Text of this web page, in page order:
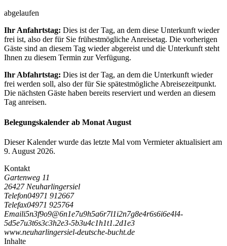
abgelaufen
Ihr Anfahrtstag: Dies ist der Tag, an dem diese Unterkunft wieder
frei ist, also der für Sie frühestmögliche Anreisetag. Die vorherigen
Gäste sind an diesem Tag wieder abgereist und die Unterkunft steht
Ihnen zu diesem Termin zur Verfügung.
Ihr Abfahrtstag: Dies ist der Tag, an dem die Unterkunft wieder
frei werden soll, also der für Sie spätestmögliche Abreisezeitpunkt.
Die nächsten Gäste haben bereits reserviert und werden an diesem
Tag anreisen.
Belegungskalender ab Monat August
Dieser Kalender wurde das letzte Mal vom Vermieter aktualisiert am
9. August 2026.
Kontakt
Gartenweg 11
26427 Neuharlingersiel
Telefon04971 912667
Telefax04971 925764
Emaili5n3f9o9@6n1e7u9h5a6r7l1i2n7g8e4r6s6i6e4l4-
5d5e7u3t6s3c3h2e3-5b3u4c1h1t1.2d1e3
www.neuharlingersiel-deutsche-bucht.de
Inhalte